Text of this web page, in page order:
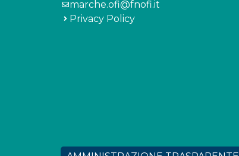
marche.ofi@fnofi.it
Privacy Policy